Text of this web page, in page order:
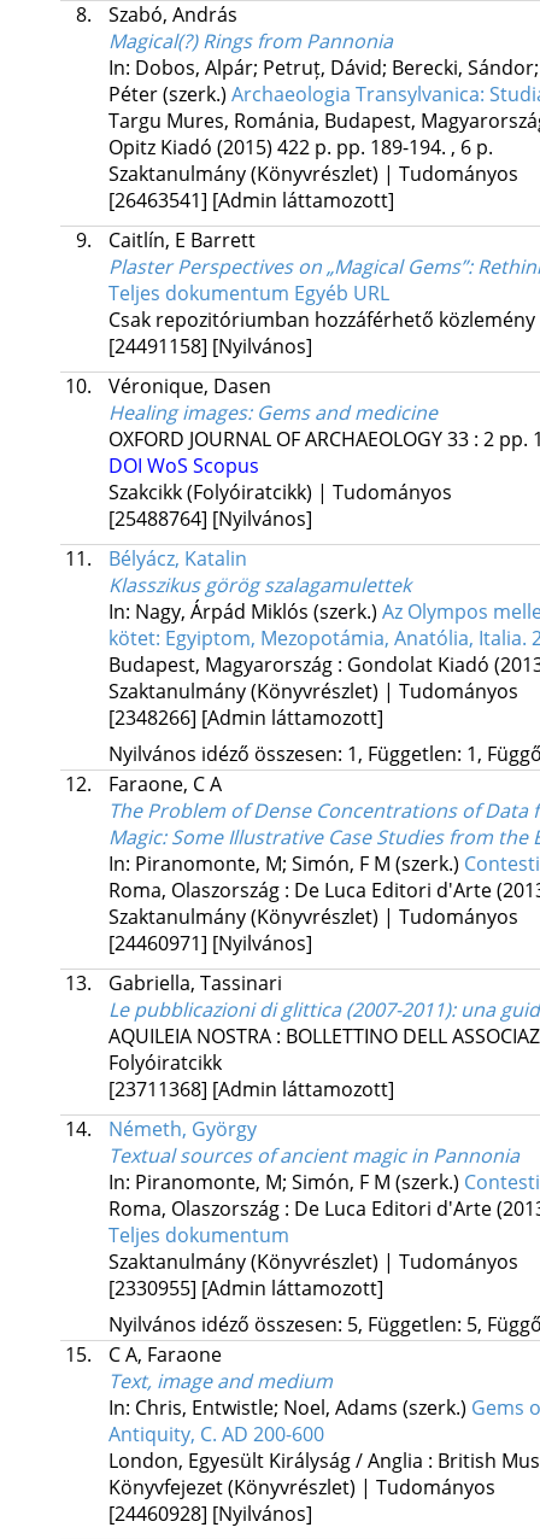
8.
Szabó, András
Magical(?) Rings from Pannonia
In: Dobos, Alpár; Petruț, Dávid; Berecki,
Péter (szerk.) Archaeologia Transylvanica:
Targu Mures, Románia, Budapest,
Opitz Kiadó (2015) 422 p. pp. 189-194. , 6 p.
Szaktanulmány (Könyvrészlet) | Tudományos
[26463541] [Admin láttamozott]
9.
Caitlín, E Barrett
Plaster Perspectives on „Magical Gems”:
Teljes dokumentum Egyéb URL
Csak repozitóriumban hozzáférhető
[24491158] [Nyilvános]
10.
Véronique, Dasen
Healing images: Gems and medicine
OXFORD JOURNAL OF ARCHAEOLOGY33: 2 pp.
DOI WoS Scopus
Szakcikk (Folyóiratcikk) | Tudományos
[25488764] [Nyilvános]
11.
Bélyácz, Katalin
Klasszikus görög szalagamulettek
In: Nagy, Árpád Miklós (szerk.) Az Olympos
kötet: Egyiptom, Mezopotámia, Anatólia,
Budapest, Magyarország : Gondolat Kiadó
Szaktanulmány (Könyvrészlet) | Tudományos
[2348266] [Admin láttamozott]
Nyilvános idéző összesen: 1, Független: 1,
12.
Faraone, C A
The Problem of Dense Concentrations of
Magic: Some Illustrative Case Studies from the
In: Piranomonte, M; Simón, F M (szerk.)
Roma, Olaszország : De Luca Editori d'Arte
Szaktanulmány (Könyvrészlet) | Tudományos
[24460971] [Nyilvános]
13.
Gabriella, Tassinari
Le pubblicazioni di glittica (2007-2011): una
AQUILEIA NOSTRA : BOLLETTINO DELL
Folyóiratcikk
[23711368] [Admin láttamozott]
14.
Németh, György
Textual sources of ancient magic in Pannonia
In: Piranomonte, M; Simón, F M (szerk.)
Roma, Olaszország : De Luca Editori d'Arte
Teljes dokumentum
Szaktanulmány (Könyvrészlet) | Tudományos
[2330955] [Admin láttamozott]
Nyilvános idéző összesen: 5, Független: 5,
15.
C A, Faraone
Text, image and medium
In: Chris, Entwistle; Noel, Adams (szerk.) Gems
Antiquity, C. AD 200-600
London, Egyesült Királyság / Anglia : British
Könyvfejezet (Könyvrészlet) | Tudományos
[24460928] [Nyilvános]